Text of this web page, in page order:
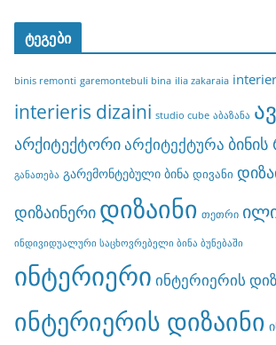
ტეგები
binis remonti garemontebuli bina ilia zakaraia
interieris dizaini studio cube აბაზანა
არქიტექტორიარქიტექტურა
განათება გარემონტებული ბინა დივანი
დიზაინერი დიზაინი თეთრი
ინდივიდუალური საცხოვრებელი ბინა ბუნებაში
ინტერიერი ინტერიერის
ინტერიერის დიზაინი